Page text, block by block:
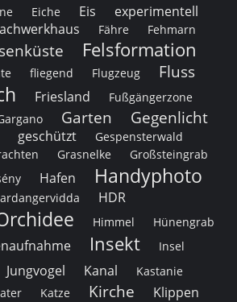
Eiche Eis experimentell
Fähre Fehmarn
Felsformation
fliegend Flugzeug Fluss
Friesland Fußgängerzone
Garten Gegenlicht
geschützt
Gespensterwald
Grasnelke
Großsteingrab
Hafen Handyphoto
HDR
Himmel Hünengrab
Insekt Insel
Jungvogel Kanal
Kastanie
Katze Kirche
Klippen